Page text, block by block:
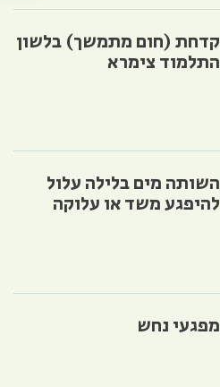
קדחת (חום מתמשך) בלשון
התלמוד צימרא
השותה מים בלילה עלול
להיפגע משד או עלוקה
מפגעי נחש